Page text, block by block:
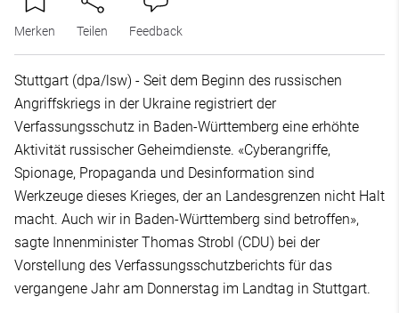
Merken Teilen Feedback
Stuttgart (dpa/lsw) - Seit dem Beginn des russischen
Angriffskriegs in der Ukraine registriert der
Verfassungsschutz in Baden-Württemberg eine erhöhte
Aktivität russischer Geheimdienste. «Cyberangriffe,
Spionage, Propaganda und Desinformation sind
Werkzeuge dieses Krieges, der an Landesgrenzen nicht Halt
macht. Auch wir in Baden-Württemberg sind betroffen»,
sagte Innenminister Thomas Strobl (CDU) bei der
Vorstellung des Verfassungsschutzberichts für das
vergangene Jahr am Donnerstag im Landtag in Stuttgart.